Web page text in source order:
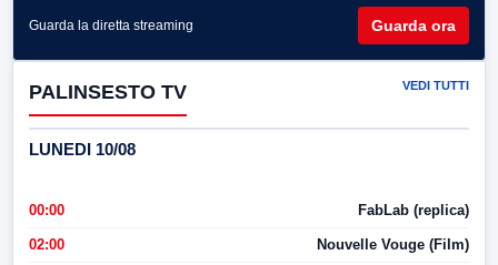
Guarda la diretta streaming Guarda ora
PALINSESTO TV VEDI TUTTI
LUNEDI 10/08
00:00 FabLab (replica)
02:00 Nouvelle Vouge (Film)